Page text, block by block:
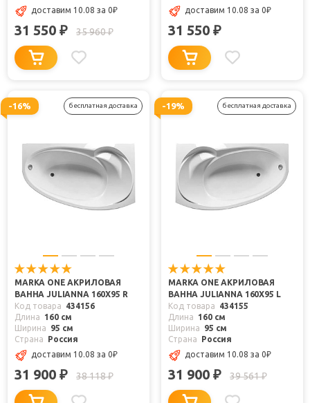
доставим 10.08 за 0₽
31 550 ₽ 35 960₽
доставим 10.08 за 0₽
31 550 ₽
-16% бесплатная доставка
MARKA ONE АКРИЛОВАЯ
ВАННА JULIANNA 160X95 R
Код товара
434156
Длина
160 см
Ширина
95 см
Страна
Россия
доставим 10.08 за 0₽
31 900 ₽ 38 118₽
-19% бесплатная доставка
MARKA ONE АКРИЛОВАЯ
ВАННА JULIANNA 160X95 L
Код товара
434155
Длина
160 см
Ширина
95 см
Страна
Россия
доставим 10.08 за 0₽
31 900 ₽ 39 561₽